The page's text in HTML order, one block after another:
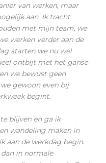
van werken, maar
aan. Ik tracht
met mijn team, we
werken verder aan de
starten we nu wel
ontbijt met het ganse
we bewust geen
gewoon even bij
begint.
blijven en ga ik
wandeling maken in
aan de werkdag begin.
in normale